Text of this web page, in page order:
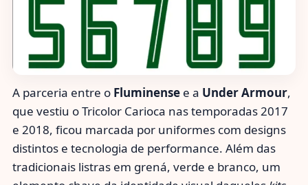
A parceria entre o Fluminense e a Under Armour,
que vestiu o Tricolor Carioca nas temporadas 2017
e 2018, ficou marcada por uniformes com designs
distintos e tecnologia de performance. Além das
tradicionais listras em grená, verde e branco, um